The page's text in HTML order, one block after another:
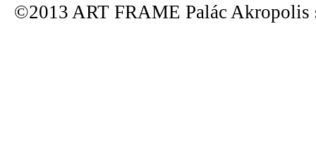
©2013 ART FRAME Palác Akropolis